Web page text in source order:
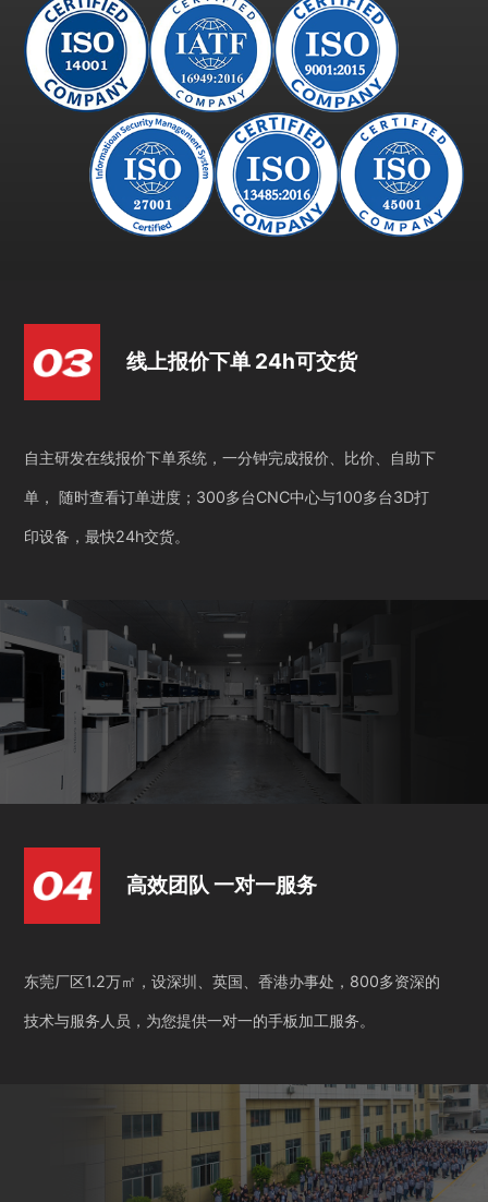
线上报价下单 24h可交货
自主研发在线报价下单系统，一分钟完成报价、比价、自助下
单， 随时查看订单进度；300多台CNC中心与100多台3D打
印设备，最快24h交货。
高效团队 一对一服务
东莞厂区1.2万㎡，设深圳、英国、香港办事处，800多资深的
技术与服务人员，为您提供一对一的手板加工服务。